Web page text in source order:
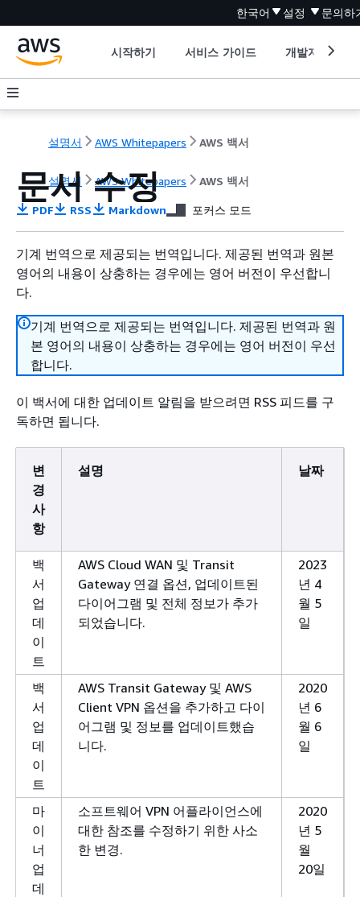
한국어 설정 문의하
시작하기 서비스 가이드 개발자 도구
설명서 AWS Whitepapers AWS 백서
설명서 AWS Whitepapers AWS 백서
문서 수정
PDF RSS Markdown 포커스 모드
기계 번역으로 제공되는 번역입니다. 제공된 번역과 원본
영어의 내용이 상충하는 경우에는 영어 버전이 우선합니
다.
기계 번역으로 제공되는 번역입니다. 제공된 번역과 원
본 영어의 내용이 상충하는 경우에는 영어 버전이 우선
합니다.
이 백서에 대한 업데이트 알림을 받으려면 RSS 피드를 구
독하면 됩니다.
변
경
사
항
설명 날짜
백
서
업
데
이
트
AWS Cloud WAN 및 Transit
Gateway 연결 옵션, 업데이트된
다이어그램 및 전체 정보가 추가
되었습니다.
2023
년 4
월 5
일
백
서
업
데
이
트
AWS Transit Gateway 및 AWS
Client VPN 옵션을 추가하고 다이
어그램 및 정보를 업데이트했습
니다.
2020
년 6
월 6
일
마
이
너
업
데
소프트웨어 VPN 어플라이언스에
대한 참조를 수정하기 위한 사소
한 변경.
2020
년 5
월
20일